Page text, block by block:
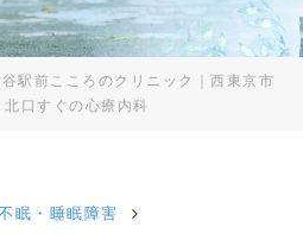
駅前こころのクリニック｜西東京市
北口すぐの心療内科
眠・睡眠障害